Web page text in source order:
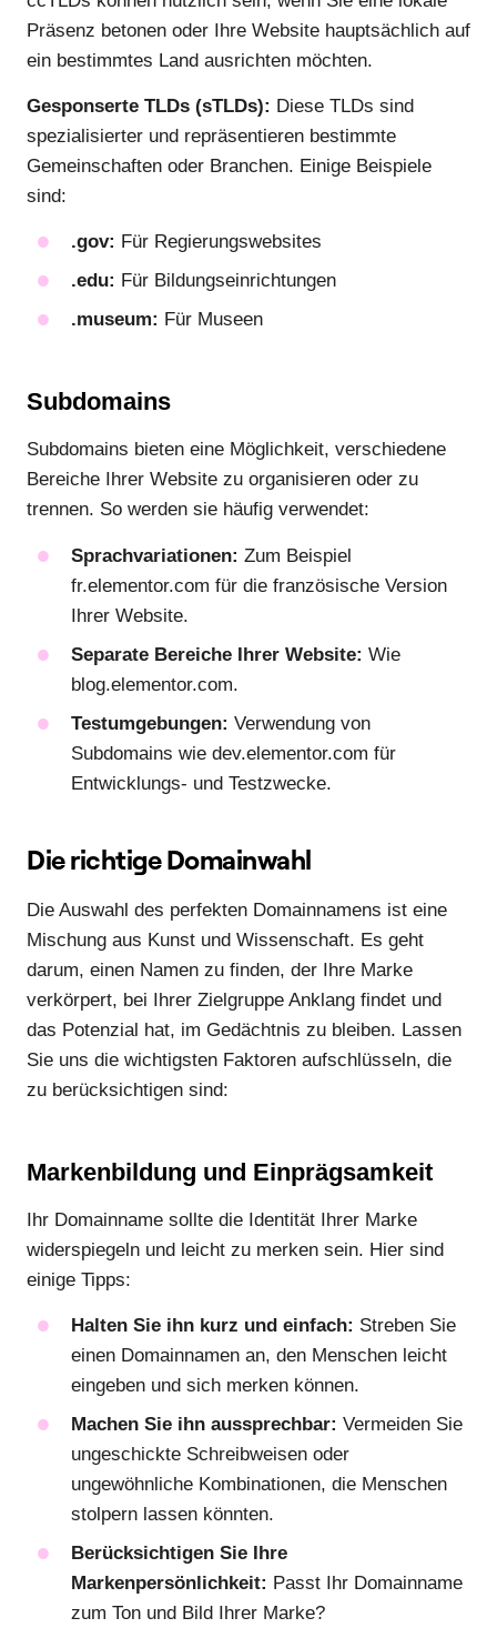
Präsenz betonen oder Ihre Website hauptsächlich auf
ein bestimmtes Land ausrichten möchten.
Gesponserte TLDs (sTLDs): Diese TLDs sind
spezialisierter und repräsentieren bestimmte
Gemeinschaften oder Branchen. Einige Beispiele
sind:
.gov: Für Regierungswebsites
.edu: Für Bildungseinrichtungen
.museum: Für Museen
Subdomains
Subdomains bieten eine Möglichkeit, verschiedene
Bereiche Ihrer Website zu organisieren oder zu
trennen. So werden sie häufig verwendet:
Sprachvariationen: Zum Beispiel
fr.elementor.com für die französische Version
Ihrer Website.
Separate Bereiche Ihrer Website: Wie
blog.elementor.com.
Testumgebungen: Verwendung von
Subdomains wie dev.elementor.com für
Entwicklungs- und Testzwecke.
Die richtige Domainwahl
Die Auswahl des perfekten Domainnamens ist eine
Mischung aus Kunst und Wissenschaft. Es geht
darum, einen Namen zu finden, der Ihre Marke
verkörpert, bei Ihrer Zielgruppe Anklang findet und
das Potenzial hat, im Gedächtnis zu bleiben. Lassen
Sie uns die wichtigsten Faktoren aufschlüsseln, die
zu berücksichtigen sind:
Markenbildung und Einprägsamkeit
Ihr Domainname sollte die Identität Ihrer Marke
widerspiegeln und leicht zu merken sein. Hier sind
einige Tipps:
Halten Sie ihn kurz und einfach: Streben Sie
einen Domainnamen an, den Menschen leicht
eingeben und sich merken können.
Machen Sie ihn aussprechbar: Vermeiden Sie
ungeschickte Schreibweisen oder
ungewöhnliche Kombinationen, die Menschen
stolpern lassen könnten.
Berücksichtigen Sie Ihre
Markenpersönlichkeit: Passt Ihr Domainname
zum Ton und Bild Ihrer Marke?